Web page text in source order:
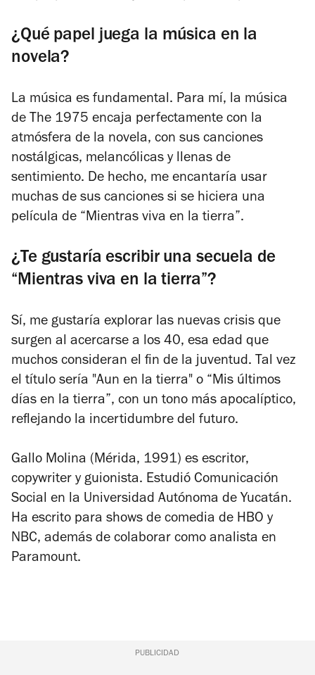
¿Qué papel juega la música en la
novela?
La música es fundamental. Para mí, la música
de The 1975 encaja perfectamente con la
atmósfera de la novela, con sus canciones
nostálgicas, melancólicas y llenas de
sentimiento. De hecho, me encantaría usar
muchas de sus canciones si se hiciera una
película de “Mientras viva en la tierra”.
¿Te gustaría escribir una secuela de
“Mientras viva en la tierra”?
Sí, me gustaría explorar las nuevas crisis que
surgen al acercarse a los 40, esa edad que
muchos consideran el fin de la juventud. Tal vez
el título sería "Aun en la tierra" o “Mis últimos
días en la tierra”, con un tono más apocalíptico,
reflejando la incertidumbre del futuro.
Gallo Molina (Mérida, 1991) es escritor,
copywriter y guionista. Estudió Comunicación
Social en la Universidad Autónoma de Yucatán.
Ha escrito para shows de comedia de HBO y
NBC, además de colaborar como analista en
Paramount.
PUBLICIDAD